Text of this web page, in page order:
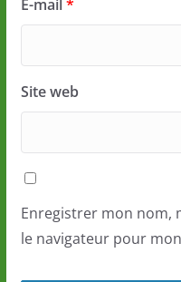
E-mail*
Site web
Enregistrer mon nom,
le navigateur pour